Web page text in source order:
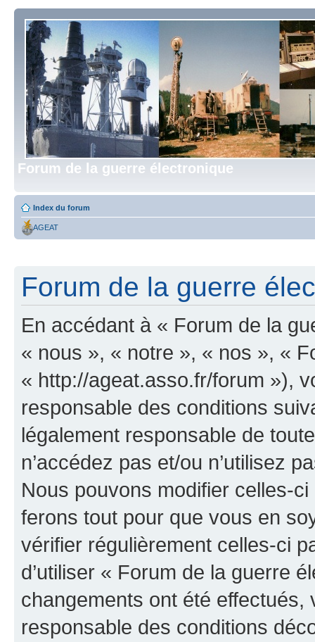
Forum de la guerre électronique
Index du forum
AGEAT
Forum de la guerre
En accédant à « Forum de la
« nous », « notre », « nos », «
« http://ageat.asso.fr/forum »),
responsable des conditions
légalement responsable de
n’accédez pas et/ou n’utilisez
Nous pouvons modifier celles-
ferons tout pour que vous en
vérifier régulièrement celles-ci
d’utiliser « Forum de la guerre
changements ont été effectués,
responsable des conditions